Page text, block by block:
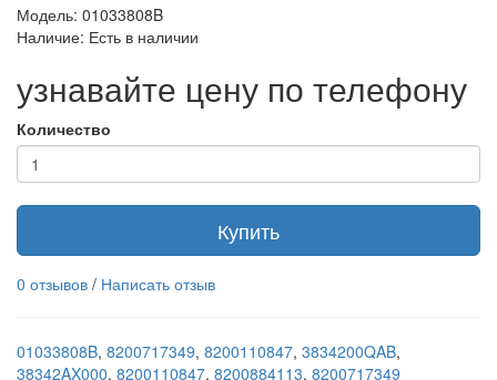
Модель: 01033808B
Наличие: Есть в наличии
узнавайте цену по телефону
Количество
Купить
0 отзывов / Написать отзыв
01033808B, 8200717349, 8200110847, 3834200QAB,
38342AX000, 8200110847, 8200884113, 8200717349